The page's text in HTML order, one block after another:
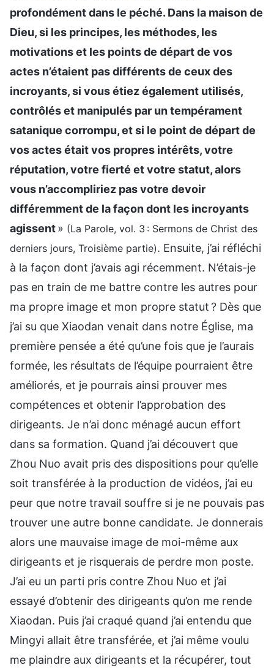
profondément dans le péché. Dans la maison de
Dieu, si les principes, les méthodes, les
motivations et les points de départ de vos
actes n’étaient pas différents de ceux des
incroyants, si vous étiez également utilisés,
contrôlés et manipulés par un tempérament
satanique corrompu, et si le point de départ de
vos actes était vos propres intérêts, votre
réputation, votre fierté et votre statut, alors
vous n’accompliriez pas votre devoir
différemment de la façon dont les incroyants
agissent» (La Parole, vol. 3 : Sermons de Christ des
derniers jours, Troisième partie). Ensuite, j’ai réfléchi
à la façon dont j’avais agi récemment. N’étais-je
pas en train de me battre contre les autres pour
ma propre image et mon propre statut ? Dès que
j’ai su que Xiaodan venait dans notre Église, ma
première pensée a été qu’une fois que je l’aurais
formée, les résultats de l’équipe pourraient être
améliorés, et je pourrais ainsi prouver mes
compétences et obtenir l’approbation des
dirigeants. Je n’ai donc ménagé aucun effort
dans sa formation. Quand j’ai découvert que
Zhou Nuo avait pris des dispositions pour qu’elle
soit transférée à la production de vidéos, j’ai eu
peur que notre travail souffre si je ne pouvais pas
trouver une autre bonne candidate. Je donnerais
alors une mauvaise image de moi-même aux
dirigeants et je risquerais de perdre mon poste.
J’ai eu un parti pris contre Zhou Nuo et j’ai
essayé d’obtenir des dirigeants qu’on me rende
Xiaodan. Puis j’ai craqué quand j’ai entendu que
Mingyi allait être transférée, et j’ai même voulu
me plaindre aux dirigeants et la récupérer, tout